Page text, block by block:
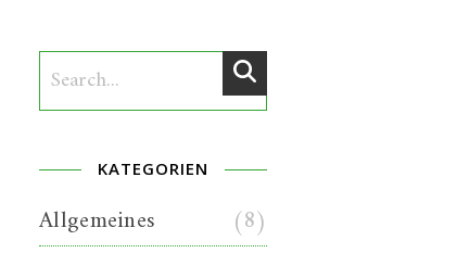
KATEGORIEN
Allgemeines
(8)